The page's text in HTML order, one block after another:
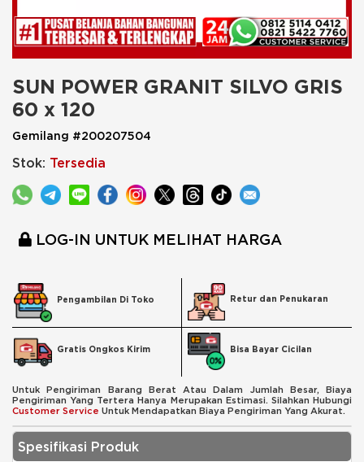
SUN POWER GRANIT SILVO GRIS
60 x 120
Gemilang #200207504
Stok: Tersedia
LOG-IN UNTUK MELIHAT HARGA
Pengambilan Di Toko Retur dan Penukaran
Gratis Ongkos Kirim Bisa Bayar Cicilan
Untuk Pengiriman Barang Berat Atau Dalam Jumlah Besar, Biaya
Pengiriman Yang Tertera Hanya Merupakan Estimasi. Silahkan Hubungi
Customer Service Untuk Mendapatkan Biaya Pengiriman Yang Akurat.
Spesifikasi Produk